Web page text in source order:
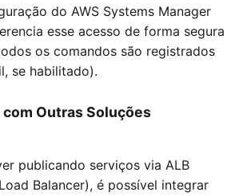
do AWS Systems Manager
esse acesso de forma segura
os comandos são registrados
se habilitado).
Outras Soluções
publicando serviços via ALB
Balancer), é possível integrar